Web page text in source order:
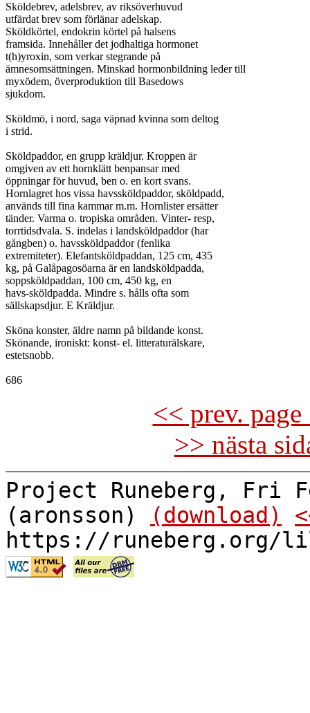
Sköldebrev, adelsbrev, av riksöverhuvud
utfärdat brev som förlänar adelskap.
Sköldkörtel, endokrin körtel på halsens
framsida. Innehåller det jodhaltiga hormonet
t(h)yroxin, som verkar stegrande på
ämnesomsättningen. Minskad hormonbildning leder till
myxödem, överproduktion till Basedows
sjukdom.
Sköldmö, i nord, saga väpnad kvinna som deltog
i strid.
Sköldpaddor, en grupp kräldjur. Kroppen är
omgiven av ett hornklätt benpansar med
öppningar för huvud, ben o. en kort svans.
Hornlagret hos vissa havssköldpaddor, sköldpadd,
används till fina kammar m.m. Hornlister ersätter
tänder. Varma o. tropiska områden. Vinter- resp,
torrtidsdvala. S. indelas i landsköldpaddor (har
gångben) o. havssköldpaddor (fenlika
extremiteter). Elefantsköldpaddan, 125 cm, 435
kg, på Galåpagosöarna är en landsköldpadda,
soppsköldpaddan, 100 cm, 450 kg, en
havs-sköldpadda. Mindre s. hålls ofta som
sällskapsdjur. E Kräldjur.
Sköna konster, äldre namn på bildande konst.
Skönande, ironiskt: konst- el. litteraturälskare,
estetsnobb.
<< prev.
>> nästa
Project Runeberg, Fri
(aronsson)
(download)
https://runeberg.org/